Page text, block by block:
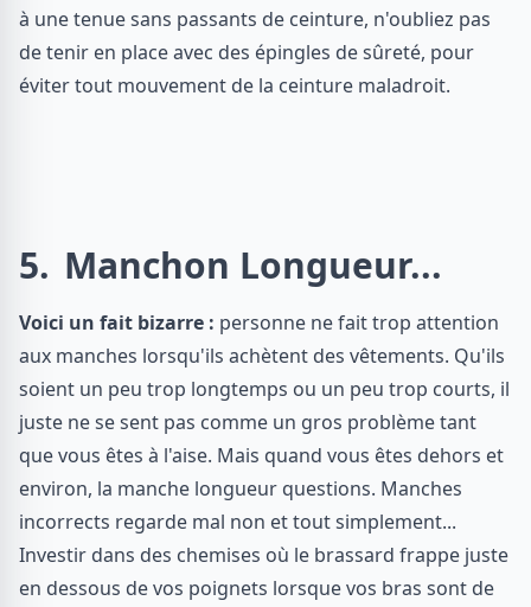
à une tenue sans passants de ceinture, n'oubliez pas
de tenir en place avec des épingles de sûreté, pour
éviter tout mouvement de la ceinture maladroit.
5 Manchon Longueur...
Voici un fait bizarre : personne ne fait trop attention
aux manches lorsqu'ils achètent des vêtements. Qu'ils
soient un peu trop longtemps ou un peu trop courts, il
juste ne se sent pas comme un gros problème tant
que vous êtes à l'aise. Mais quand vous êtes dehors et
environ, la manche longueur questions. Manches
incorrects regarde mal non et tout simplement...
Investir dans des chemises où le brassard frappe juste
en dessous de vos poignets lorsque vos bras sont de